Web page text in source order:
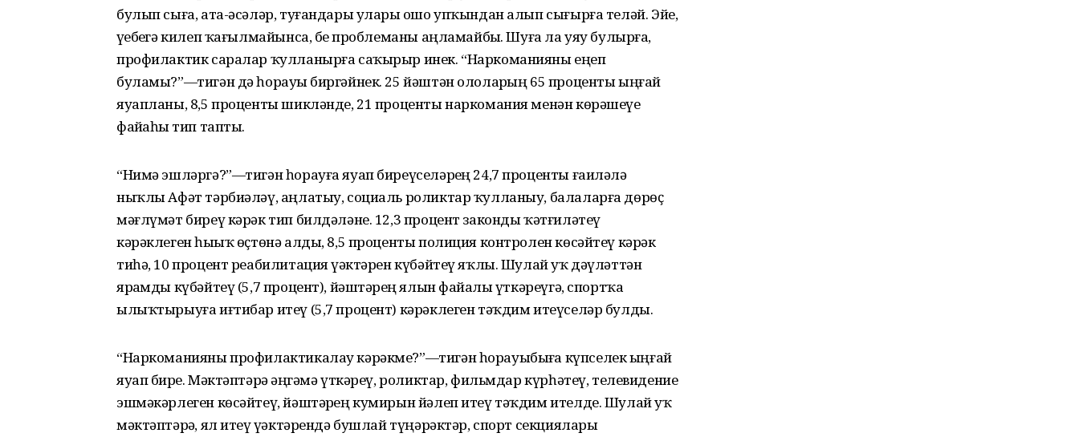
булып сыға, ата-әсәләр, туғандары уларҙы ошо упҡындан алып сығырға теләй. Эйе,
үҙебеҙгә килеп ҡағылмайынса, беҙ проблеманы аңламайбыҙ. Шуға ла уяу булырға,
профилактик саралар ҡулланырға саҡырыр инек. “Наркоманияны еңеп
буламы?”—тигән дә һорауҙы биргәйнек. 25 йәштән ололарҙың 65 проценты ыңғай
яуапланы, 8,5 проценты шикләнде, 21 проценты наркомания менән көрәшеүҙе
файҙаһыҙ тип тапты.
“Нимә эшләргә?”—тигән һорауға яуап биреүселәрҙең 24,7 проценты ғаиләлә
ныҡлы Афәт тәрбиәләү, аңлатыу, социаль роликтар ҡулланыу, балаларға дөрөҫ
мәғлүмәт биреү кәрәк тип билдәләне. 12,3 процент законды ҡәтғиләтеү
кәрәклеген һыҙыҡ өҫтөнә алды, 8,5 проценты полиция контролен көсәйтеү кәрәк
тиһә, 10 процент реабилитация үҙәктәрен күбәйтеү яҡлы. Шулай уҡ дәүләттән
ярҙамды күбәйтеү (5,7 процент), йәштәрҙең ялын файҙалы үткәреүгә, спортҡа
ылыҡтырыуға иғтибар итеү (5,7 процент) кәрәклеген тәҡдим итеүселәр булды.
“Наркоманияны профилактикалау кәрәкме?”—тигән һорауыбыҙға күпселек ыңғай
яуап бирҙе. Мәктәптәрҙә әңгәмә үткәреү, роликтар, фильмдар күрһәтеү, телевидение
эшмәкәрлеген көсәйтеү, йәштәрҙең кумирын йәлеп итеү тәҡдим ителде. Шулай уҡ
мәктәптәрҙә, ял итеү үҙәктәрендә бушлай түңәрәктәр, спорт секциялары